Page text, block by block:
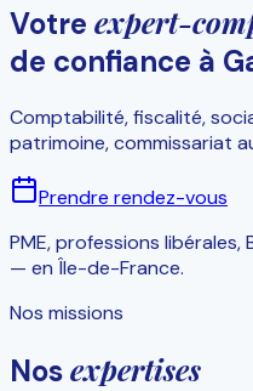
Votre expert-
de confiance à
Comptabilité, fiscalité,
patrimoine, commissariat
Prendre rendez-vous
PME, professions
— en Île-de-France.
Nos missions
Nosexpertises